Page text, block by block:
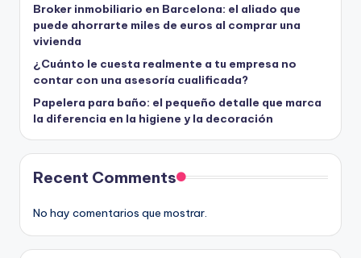
Broker inmobiliario en Barcelona: el aliado que
puede ahorrarte miles de euros al comprar una
vivienda
¿Cuánto le cuesta realmente a tu empresa no
contar con una asesoría cualificada?
Papelera para baño: el pequeño detalle que marca
la diferencia en la higiene y la decoración
Recent Comments
No hay comentarios que mostrar.